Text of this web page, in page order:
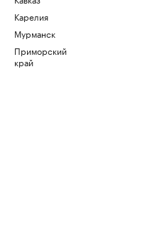
Карелия
Мурманск
Приморский
край